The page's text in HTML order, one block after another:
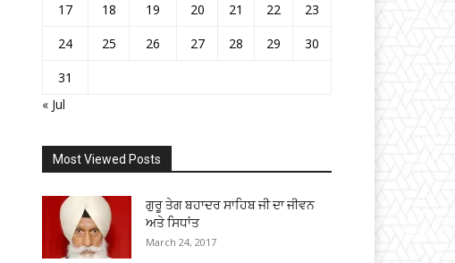
17
18 19 20 21 22
23
24
25 26 27 28 29
30
31
« Jul
Most Viewed Posts
ਗੁਰੂ ਤੇਗ ਬਹਾਦਰ ਸਾਹਿਬ ਜੀ ਦਾ ਜੀਵਨ
ਅਤੇ ਸਿਧਾਂਤ
March 24, 2017